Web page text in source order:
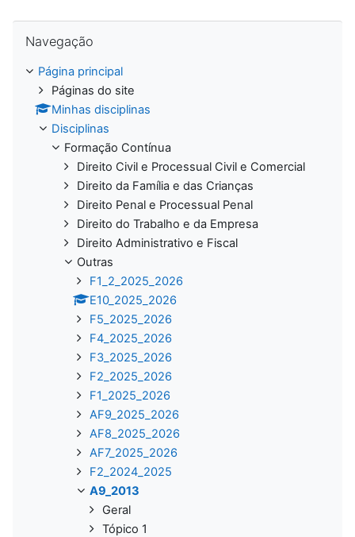
Navegação
Página principal
Páginas do site
Minhas disciplinas
Disciplinas
Formação Contínua
Direito Civil e Processual Civil e Comercial
Direito da Família e das Crianças
Direito Penal e Processual Penal
Direito do Trabalho e da Empresa
Direito Administrativo e Fiscal
Outras
F1_2_2025_2026
E10_2025_2026
F5_2025_2026
F4_2025_2026
F3_2025_2026
F2_2025_2026
F1_2025_2026
AF9_2025_2026
AF8_2025_2026
AF7_2025_2026
F2_2024_2025
A9_2013
Geral
Tópico 1